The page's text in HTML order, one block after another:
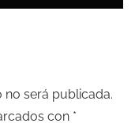
será publicada.
con *